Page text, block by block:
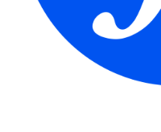
Customs
declarations